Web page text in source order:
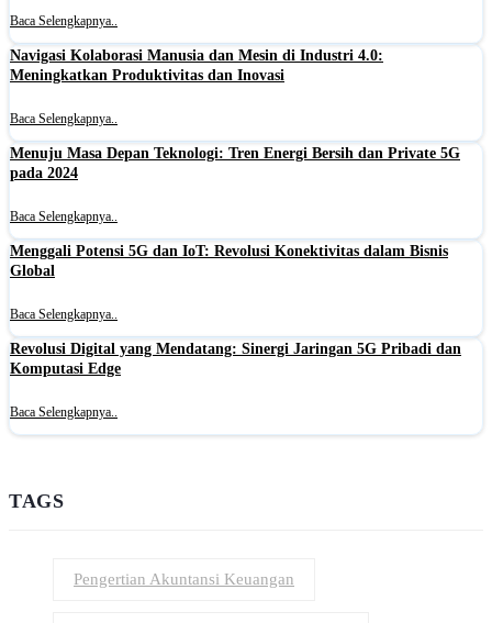
Baca Selengkapnya..
Navigasi Kolaborasi Manusia dan Mesin di Industri 4.0:
Meningkatkan Produktivitas dan Inovasi
Baca Selengkapnya..
Menuju Masa Depan Teknologi: Tren Energi Bersih dan Private 5G
pada 2024
Baca Selengkapnya..
Menggali Potensi 5G dan IoT: Revolusi Konektivitas dalam Bisnis
Global
Baca Selengkapnya..
Revolusi Digital yang Mendatang: Sinergi Jaringan 5G Pribadi dan
Komputasi Edge
Baca Selengkapnya..
TAGS
Pengertian Akuntansi Keuangan